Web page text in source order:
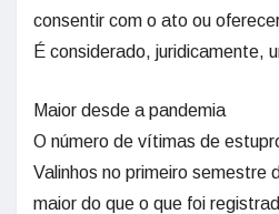
consentir com o ato ou
É considerado, juridicamente,
Maior desde a pandemia
O número de vítimas de
Valinhos no primeiro semestre
maior do que o que foi